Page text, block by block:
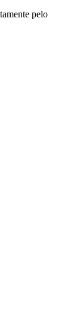
pelo